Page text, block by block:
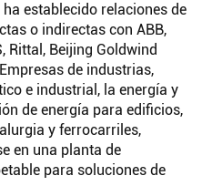
ha establecido relaciones de
o indirectas con ABB,
Rittal, Beijing Goldwind
Empresas de industrias,
e industrial, la energía y
de energía para edificios,
y ferrocarriles,
en una planta de
para soluciones de